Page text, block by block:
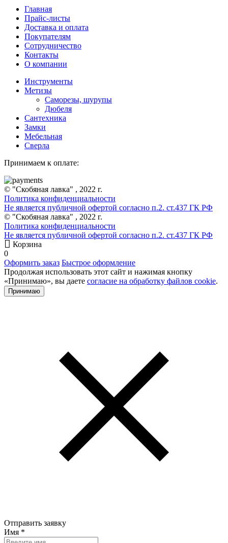
Главная
Прайс-листы
Доставка и оплата
Покупателям
Сотрудничество
Контакты
О компании
Инструменты
Метизы
Саморезы, шурупы
Дюбеля
Сантехника
Замки
Мебельная
Сверла
Принимаем к оплате:
© "Скобяная лавка" , 2022 г.
Политика конфиденциальности
Не является публичной офертой согласно п.2. ст.437 ГК РФ
© "Скобяная лавка" , 2022 г.
Политика конфиденциальности
Не является публичной офертой согласно п.2. ст.437 ГК РФ
Корзина
0
Оформить заказ Быстрое оформление
Продолжая использовать этот сайт и нажимая кнопку
«Принимаю», вы даете согласие на обработку файлов cookie.
Принимаю
Отправить заявку
Имя *